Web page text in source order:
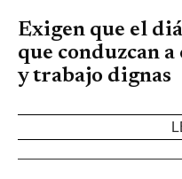
Exigen que el
que conduzcan
y trabajo dignas